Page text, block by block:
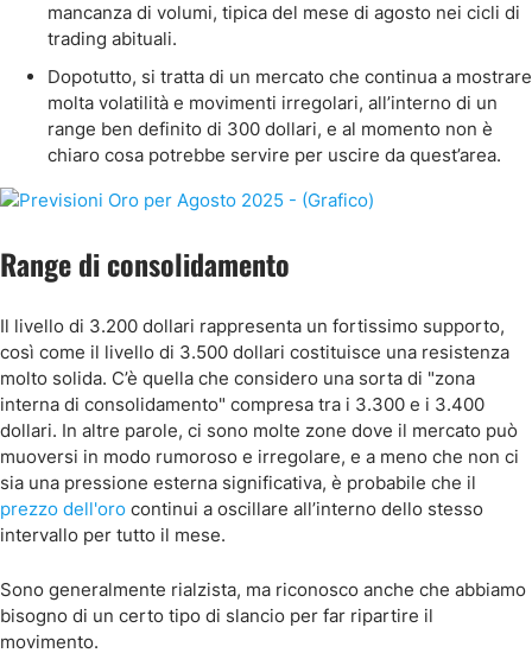
mancanza di volumi, tipica del mese di agosto nei cicli di
trading abituali.
Dopotutto, si tratta di un mercato che continua a mostrare
molta volatilità e movimenti irregolari, all’interno di un
range ben definito di 300 dollari, e al momento non è
chiaro cosa potrebbe servire per uscire da quest’area.
Range di consolidamento
Il livello di 3.200 dollari rappresenta un fortissimo supporto,
così come il livello di 3.500 dollari costituisce una resistenza
molto solida. C’è quella che considero una sorta di "zona
interna di consolidamento" compresa tra i 3.300 e i 3.400
dollari. In altre parole, ci sono molte zone dove il mercato può
muoversi in modo rumoroso e irregolare, e a meno che non ci
sia una pressione esterna significativa, è probabile che il
prezzo dell'oro continui a oscillare all’interno dello stesso
intervallo per tutto il mese.
Sono generalmente rialzista, ma riconosco anche che abbiamo
bisogno di un certo tipo di slancio per far ripartire il
movimento.